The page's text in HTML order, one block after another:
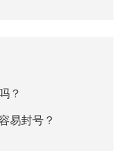
？
易封号？